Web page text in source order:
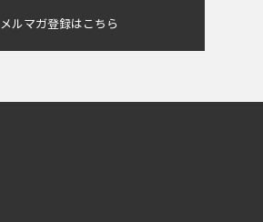
メルマガ登録はこちら